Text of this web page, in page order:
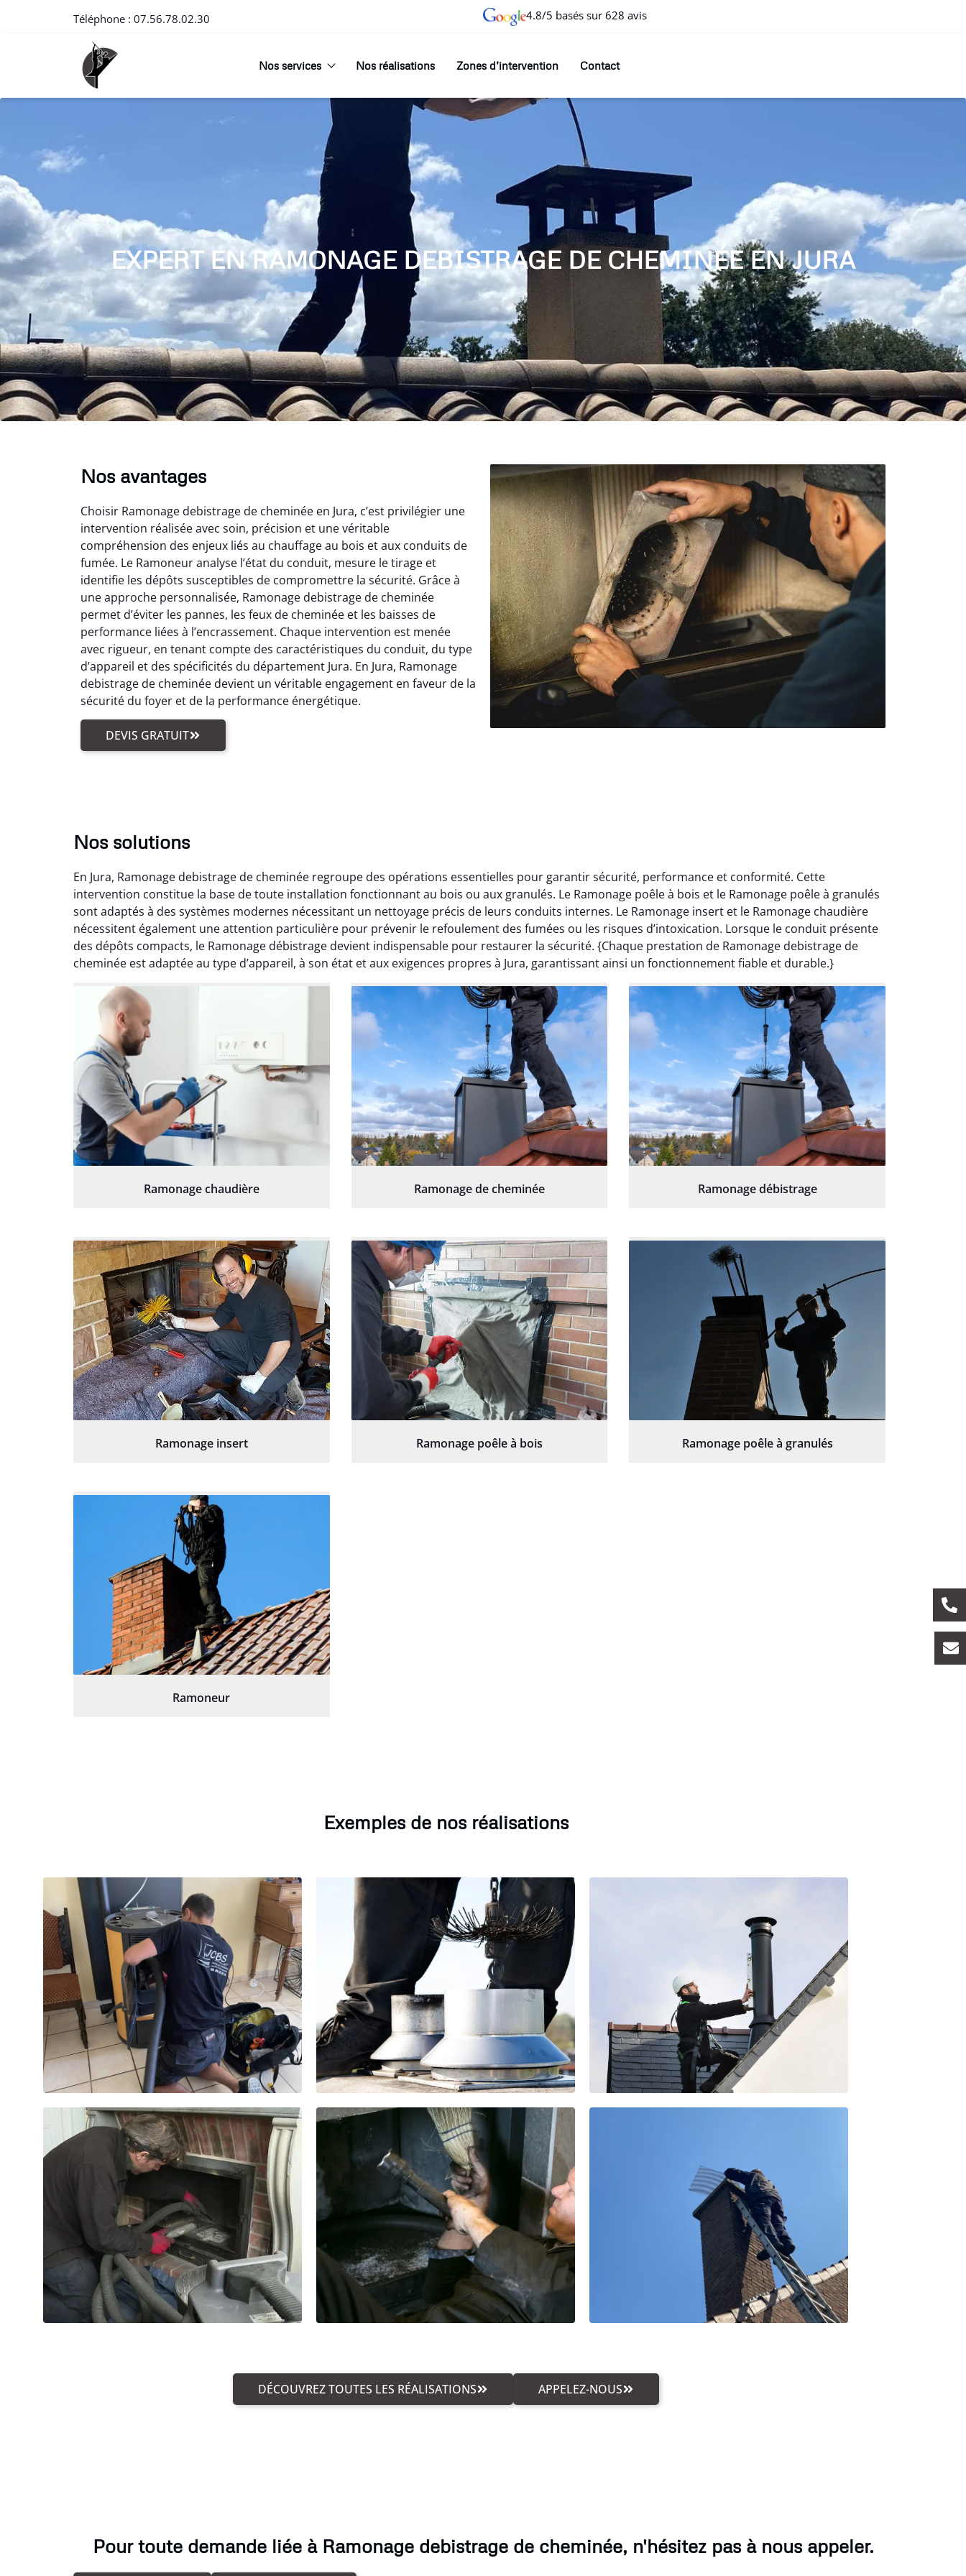
Téléphone : 07.56.78.02.30 4.8/5 basés sur 628 avis
Nos services Nos réalisations Zones d’intervention Contact
EXPERT EN RAMONAGE DEBISTRAGE DE CHEMINÉE EN JURA
Nos avantages
Choisir Ramonage debistrage de cheminée en Jura, c’est privilégier une
intervention réalisée avec soin, précision et une véritable
compréhension des enjeux liés au chauffage au bois et aux conduits de
fumée. Le Ramoneur analyse l’état du conduit, mesure le tirage et
identifie les dépôts susceptibles de compromettre la sécurité. Grâce à
une approche personnalisée, Ramonage debistrage de cheminée
permet d’éviter les pannes, les feux de cheminée et les baisses de
performance liées à l’encrassement. Chaque intervention est menée
avec rigueur, en tenant compte des caractéristiques du conduit, du type
d’appareil et des spécificités du département Jura. En Jura, Ramonage
debistrage de cheminée devient un véritable engagement en faveur de la
sécurité du foyer et de la performance énergétique.
DEVIS GRATUIT
Nos solutions
En Jura, Ramonage debistrage de cheminée regroupe des opérations essentielles pour garantir sécurité, performance et conformité. Cette
intervention constitue la base de toute installation fonctionnant au bois ou aux granulés. Le Ramonage poêle à bois et le Ramonage poêle à granulés
sont adaptés à des systèmes modernes nécessitant un nettoyage précis de leurs conduits internes. Le Ramonage insert et le Ramonage chaudière
nécessitent également une attention particulière pour prévenir le refoulement des fumées ou les risques d’intoxication. Lorsque le conduit présente
des dépôts compacts, le Ramonage débistrage devient indispensable pour restaurer la sécurité. {Chaque prestation de Ramonage debistrage de
cheminée est adaptée au type d’appareil, à son état et aux exigences propres à Jura, garantissant ainsi un fonctionnement fiable et durable.}
Ramonage chaudière Ramonage de cheminée Ramonage débistrage
Ramonage insert Ramonage poêle à bois Ramonage poêle à granulés
Ramoneur
Exemples de nos réalisations
DÉCOUVREZ TOUTES LES RÉALISATIONS APPELEZ-NOUS
Pour toute demande liée à Ramonage debistrage de cheminée, n'hésitez pas à nous appeler.